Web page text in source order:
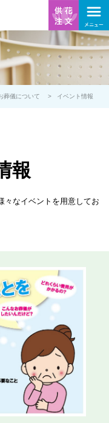
葬儀について イベント情報
報
々なイベントを用意してお